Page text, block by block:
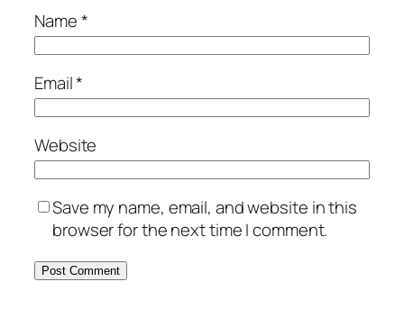
Name*
Email*
Website
Save my name, email, and website in this
browser for the next time I comment.